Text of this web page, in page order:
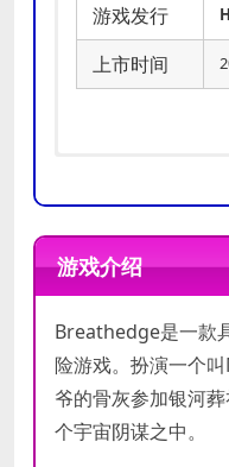
游戏发行
上市时间
7, 8,
处理器
Intel
内存
8 GB
显卡
DirectX
版本
10
7, 8,
处理器
Intel
内存
8 GB
显卡
DirectX
版本
11
游戏介绍
Breathedge是一款
险游戏。扮演一个
爷的骨灰参加银河
个宇宙阴谋之中。